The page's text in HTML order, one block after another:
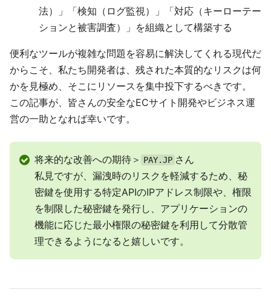
法）」「検知（ログ監視）」「対応（キーローテー
ションと被害調査）」を組織として構築する
便利なツールが複雑な問題を容易に解決してくれる現代だ
からこそ、私たち開発者は、残された本質的なリスクは何
かを見極め、そこにリソースを集中投下するべきです。
この記事が、皆さんの安全なECサイト開発やビジネス運
営の一助となれば幸いです。
将来的な改善への期待＞ PAY.JP さん
私見ですが、漏洩時のリスクを軽減するため、秘
密鍵を使用する特定APIのIPアドレス制限や、権限
を制限した秘密鍵を発行し、アプリケーションの
機能に応じた最小権限の秘密鍵を利用して分散管
理できるようになると嬉しいです。